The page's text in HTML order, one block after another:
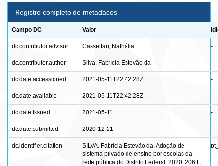
Registro completo de metadados
Campo DC Valor
dc.contributor.advisor Cassettari, Nathália -
dc.contributor.author Silva, Fabrícia Estevão da -
dc.date.accessioned 2021-05-11T22:42:28Z -
dc.date.available 2021-05-11T22:42:28Z -
dc.date.issued 2021-05-11 -
dc.date.submitted 2020-12-21 -
dc.identifier.citation
SILVA, Fabrícia Estevão da. Adoção de
sistema privado de ensino por escolas da
rede pública do Distrito Federal. 2020. 206 f.,